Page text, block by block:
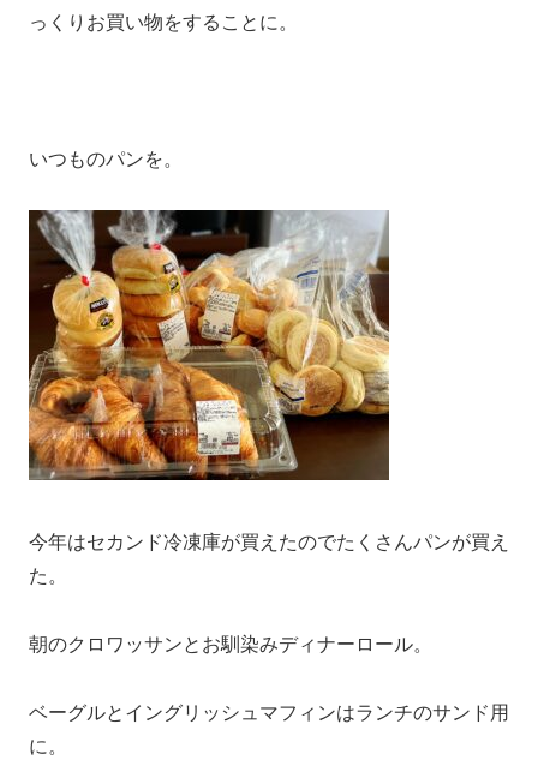
っくりお買い物をすることに。
いつものパンを。
今年はセカンド冷凍庫が買えたのでたくさんパンが買え
た。
朝のクロワッサンとお馴染みディナーロール。
ベーグルとイングリッシュマフィンはランチのサンド用
に。